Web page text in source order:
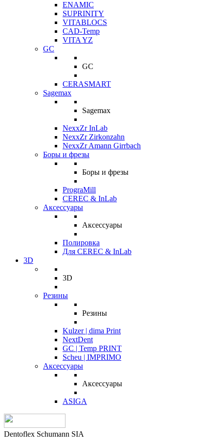
ENAMIC
SUPRINITY
VITABLOCS
CAD-Temp
VITA YZ
GC
GC
CERASMART
Sagemax
Sagemax
NexxZr InLab
NexxZr Zirkonzahn
NexxZr Amann Girrbach
Боры и фрезы
Боры и фрезы
PrograMill
CEREC & InLab
Аксессуары
Аксессуары
Полировка
Для CEREC & InLab
3D
3D
Резины
Резины
Kulzer | dima Print
NextDent
GC | Temp PRINT
Scheu | IMPRIMO
Аксессуары
Аксессуары
ASIGA
Dentoflex Schumann SIA